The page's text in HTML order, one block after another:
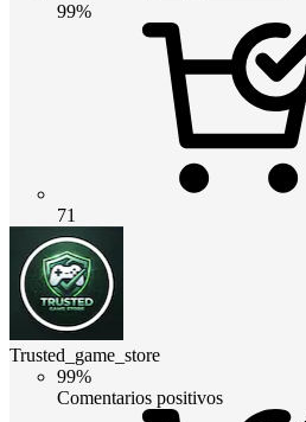
99%
71
Trusted_game_store
99%
Comentarios positivos